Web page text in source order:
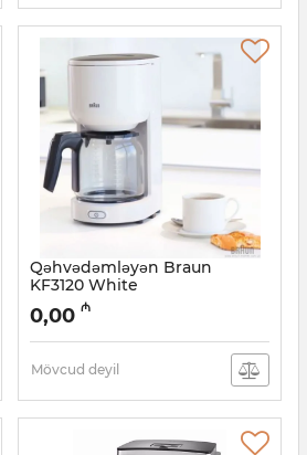
Qəhvədəmləyən Braun
KF3120 White
Artikul: 005038481
0,00 ₼
Mövcud deyil